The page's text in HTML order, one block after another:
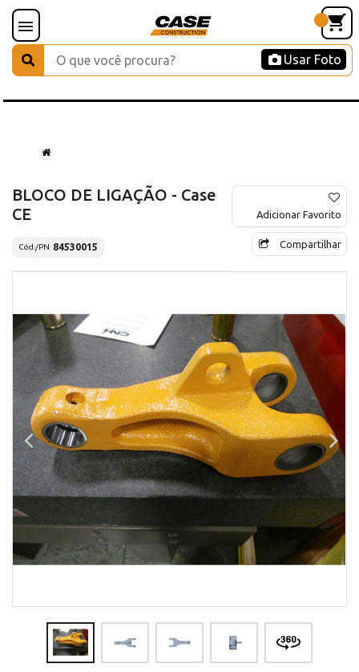
Usar Foto
BLOCO DE LIGAÇÃO - Case
CE
Cód./PN 84530015
Adicionar Favorito
Compartilhar